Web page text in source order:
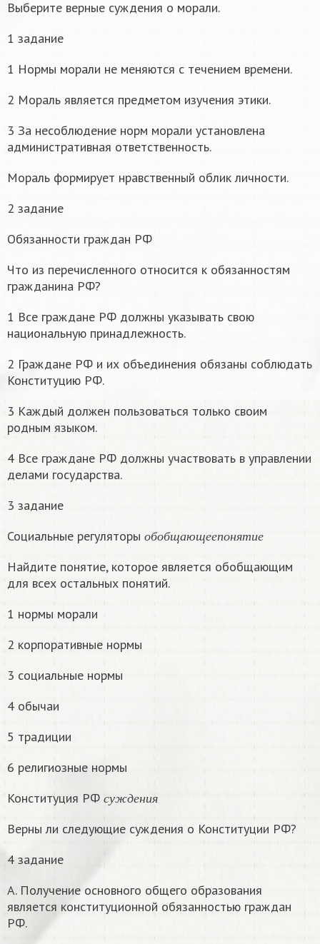
Выберите верные суждения о морали.
1 задание
1 Нормы морали не меняются с течением времени.
2 Мораль является предметом изучения этики.
3 За несоблюдение норм морали установлена
административная ответственность.
Мораль формирует нравственный облик личности.
2 задание
Обязанности граждан РФ
Что из перечисленного относится к обязанностям
гражданина РФ?
1 Все граждане РФ должны указывать свою
национальную принадлежность.
2 Граждане РФ и их объединения обязаны соблюдать
Конституцию РФ.
3 Каждый должен пользоваться только своим
родным языком.
4 Все граждане РФ должны участвовать в управлении
делами государства.
3 задание
Социальные регуляторы
о б о б щ а ю щ е е п о нят и е
Найдите понятие, которое является обобщающим
для всех остальных понятий.
1 нормы морали
2 корпоративные нормы
3 социальные нормы
4 обычаи
5 традиции
6 религиозные нормы
Конституция РФ
с у ж д е н ия
Верны ли следующие суждения о Конституции РФ?
4 задание
А. Получение основного общего образования
является конституционной обязанностью граждан
РФ.